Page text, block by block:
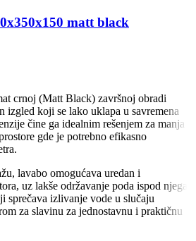
matt black
crnoj (Matt Black) završnoj obradi
izgled koji se lako uklapa u savremena
čine ga idealnim rešenjem za manja i
gde je potrebno efikasno
lavabo omogućava uredan i
uz lakše održavanje poda ispod njega.
sprečava izlivanje vode u slučaju
za slavinu za jednostavnu i praktičnu